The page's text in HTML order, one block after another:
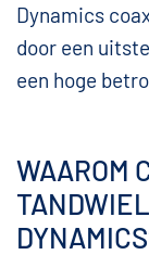
Dynamics
door een
een hoge
WAAROM